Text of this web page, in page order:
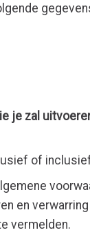
je zal
of
en
vermelden.